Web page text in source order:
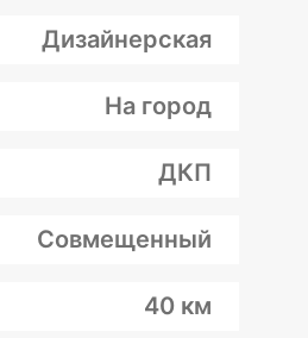
Дизайнерская
На город
ДКП
Совмещенный
40 км